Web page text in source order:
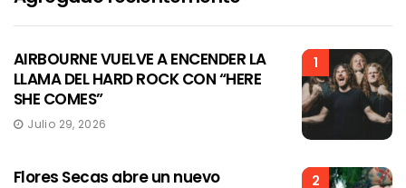
1
AIRBOURNE VUELVE A ENCENDER LA
LLAMA DEL HARD ROCK CON “HERE
SHE COMES”
Julio 29, 2026
2
Flores Secas abre un nuevo